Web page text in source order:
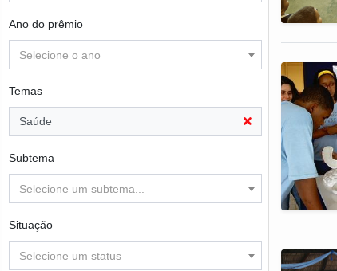
Ano do prêmio
Selecione o ano
Temas
Saúde
Subtema
Selecione um subtema...
Situação
Selecione um status